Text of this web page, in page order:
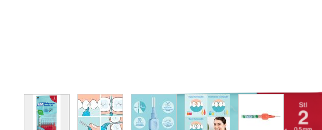
View larger imageView larger imageView larger imageView larger imageView larger image